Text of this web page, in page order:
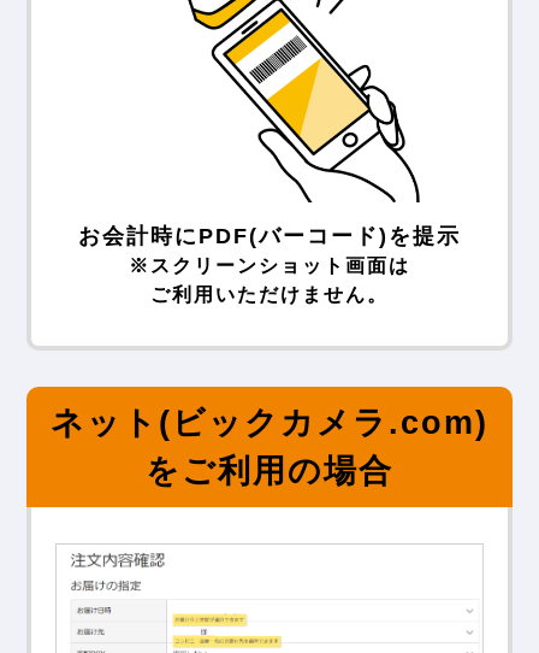
お会計時にPDF(バーコード)を提示
※スクリーンショット画面は
ご利用いただけません。
ネット(ビックカメラ.com)
をご利用の場合